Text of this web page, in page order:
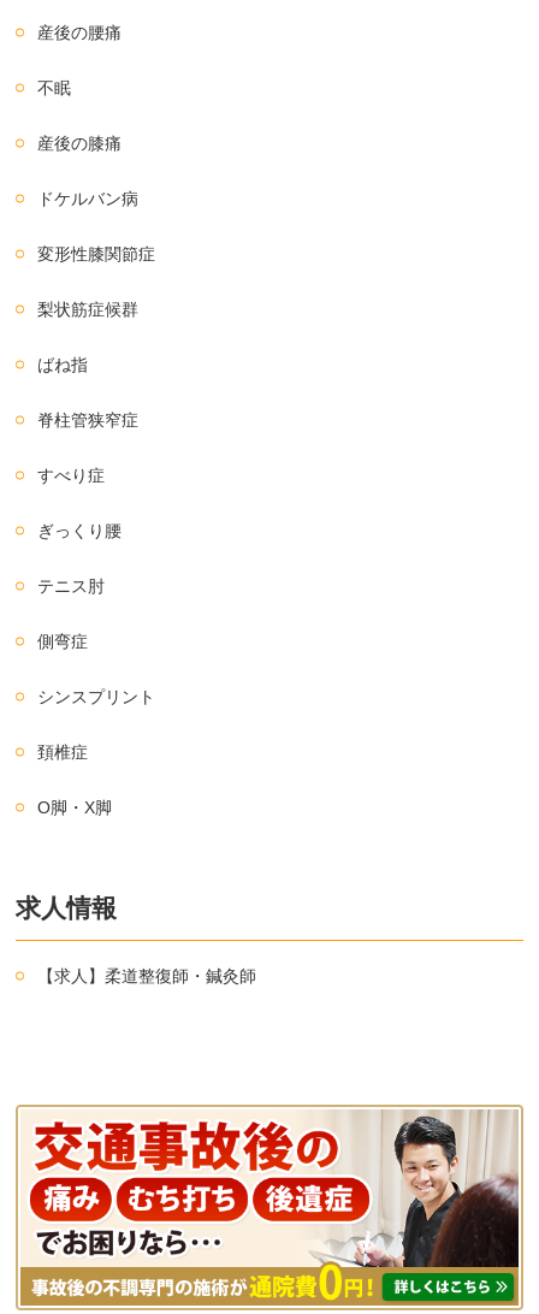
産後の腰痛
不眠
産後の膝痛
ドケルバン病
変形性膝関節症
梨状筋症候群
ばね指
脊柱管狭窄症
すべり症
ぎっくり腰
テニス肘
側弯症
シンスプリント
頚椎症
O脚・X脚
求人情報
【求人】柔道整復師・鍼灸師